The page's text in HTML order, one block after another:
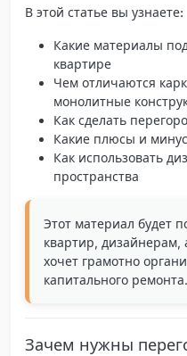
В этой статье вы узнаете:
Какие материалы
квартире
Чем отличаются
монолитные
Как сделать
Какие плюсы и
Как использовать
пространства
Этот материал будет
квартир, дизайнерам,
хочет грамотно
капитального ремонта.
Зачем нужны